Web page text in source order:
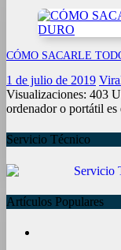
CÓMO SACARLE
1 de julio de 2019
Visualizaciones: 403
ordenador o portátil
Servicio Técnico
Artículos Populares